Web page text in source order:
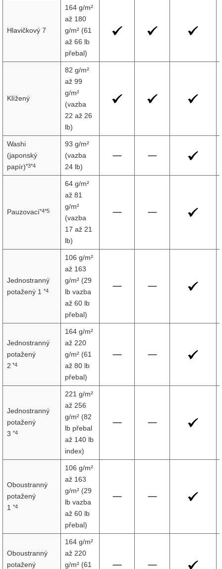
Hlavičkový 7
164 g/m²
až 180
g/m² (61
až 66 lb
přebal)
Klížený
82 g/m²
až 99
g/m²
(vazba
22 až 26
lb)
Washi
(japonský
papír)*3*4
93 g/m²
(vazba
24 lb)
Pauzovací*4*5
64 g/m²
až 81
g/m²
(vazba
17 až 21
lb)
Jednostranný
potažený 1 *4
106 g/m²
až 163
g/m² (29
lb vazba
až 60 lb
přebal)
Jednostranný
potažený
2 *4
164 g/m²
až 220
g/m² (61
až 80 lb
přebal)
Jednostranný
potažený
3 *4
221 g/m²
až 256
g/m² (82
lb přebal
až 140 lb
index)
Oboustranný
potažený
1 *4
106 g/m²
až 163
g/m² (29
lb vazba
až 60 lb
přebal)
Oboustranný
potažený
164 g/m²
až 220
g/m² (61